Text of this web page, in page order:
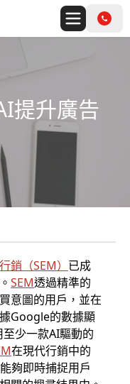
提升廣告
銷 （SEM） 已成
SEM透過精準的
意圖的用戶，並在
Google的數據顯
少一款AI驅動的
在現代行銷中的
夠即時捕捉用戶